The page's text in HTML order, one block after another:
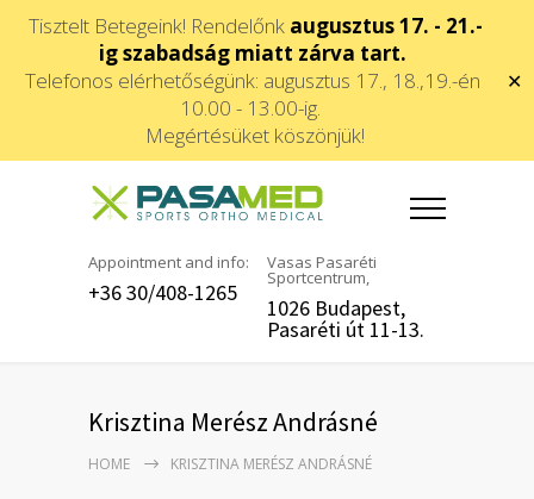
Tisztelt Betegeink! Rendelőnk augusztus 17. - 21.-
ig szabadság miatt zárva tart.
Telefonos elérhetőségünk: augusztus 17., 18.,19.-én
10.00 - 13.00-ig.
Megértésüket köszönjük!
✕
Appointment and info:
+36 30/408-1265
Vasas Pasaréti
Sportcentrum,
1026 Budapest,
Pasaréti út 11-13.
Krisztina Merész Andrásné
HOME KRISZTINA MERÉSZ ANDRÁSNÉ